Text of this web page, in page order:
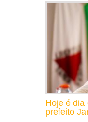
Hoje é dia
prefeito